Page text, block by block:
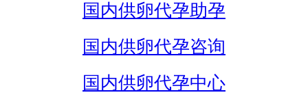
国内供卵代孕助孕
国内供卵代孕咨询
国内供卵代孕中心